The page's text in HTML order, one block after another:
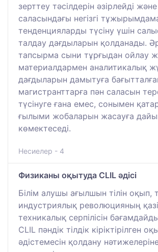
зерттеу тәсілдерін әзірлейді
саласындағы негізгі
тенденцияларды түсіну үшін
талдау дағдыларын қолданады.
тапсырма сыни тұрғыдан ойлау
материалдармен аналитикалық
дағдыларын дамытуға
магистранттарға пән саласын
түсінуге ғана емес, сонымен
ғылыми жобаларын жасауға
көмектеседі.
Несиелер - 4
Физиканы оқытуда CLIL әдісі
Білім алушы ағылшын тілін оқып,
индустриялық революцияның
техникалық серпілісін
CLIL пәндік тілдік кіріктірілген
әдістемесін қолдану